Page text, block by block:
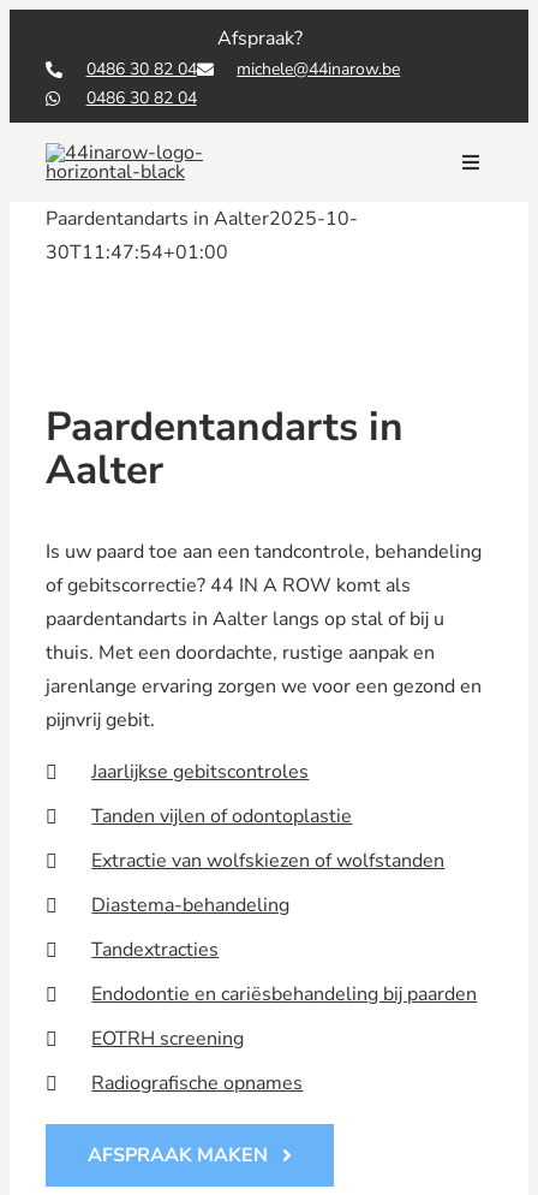
content
Afspraak?
0486 30 82 04
michele@44inarow.be
0486 30 82 04
Toggle
Paardentandarts in Aalter2025-10-
30T11:47:54+01:00
Paardentandarts in
Aalter
Is uw paard toe aan een tandcontrole, behandeling
of gebitscorrectie? 44 IN A ROW komt als
paardentandarts in Aalter langs op stal of bij u
thuis. Met een doordachte, rustige aanpak en
jarenlange ervaring zorgen we voor een gezond en
pijnvrij gebit.
Jaarlijkse gebitscontroles
Tanden vijlen of odontoplastie
Extractie van wolfskiezen of wolfstanden
Diastema-behandeling
Tandextracties
Endodontie en cariësbehandeling bij paarden
EOTRH screening
Radiografische opnames
AFSPRAAK MAKEN